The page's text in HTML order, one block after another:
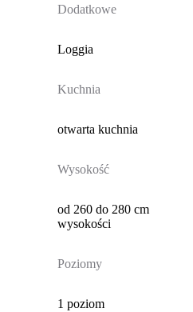
Dodatkowe
Loggia
Kuchnia
otwarta kuchnia
Wysokość
od 260 do 280 cm
wysokości
Poziomy
1 poziom